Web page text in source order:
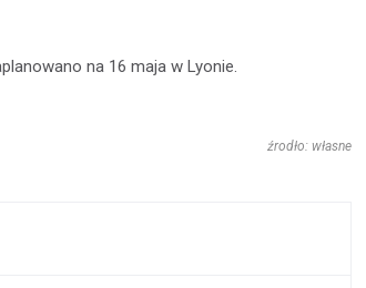
na 16 maja w Lyonie.
źrodło: własne